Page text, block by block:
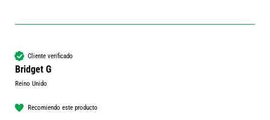
Cliente verificado
Bridget G
Reino Unido
Recomiendo este producto